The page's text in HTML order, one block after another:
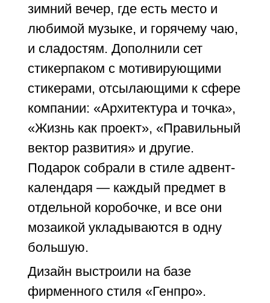
зимний вечер, где есть место и
любимой музыке, и горячему чаю,
и сладостям. Дополнили сет
стикерпаком с мотивирующими
стикерами, отсылающими к сфере
компании: «Архитектура и точка»,
«Жизнь как проект», «Правильный
вектор развития» и другие.
Подарок собрали в стиле адвент-
календаря — каждый предмет в
отдельной коробочке, и все они
мозаикой укладываются в одну
большую.
Дизайн выстроили на базе
фирменного стиля «Генпро».